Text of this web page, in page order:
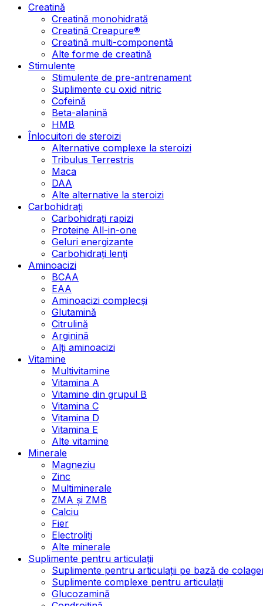
Creatină
Creatină monohidrată
Creatină Creapure®
Creatină multi-componentă
Alte forme de creatină
Stimulente
Stimulente de pre-antrenament
Suplimente cu oxid nitric
Cofeină
Beta-alanină
HMB
Înlocuitori de steroizi
Alternative complexe la steroizi
Tribulus Terrestris
Maca
DAA
Alte alternative la steroizi
Carbohidrați
Carbohidrați rapizi
Proteine All-in-one
Geluri energizante
Carbohidrați lenți
Aminoacizi
BCAA
EAA
Aminoacizi complecși
Glutamină
Citrulină
Arginină
Alți aminoacizi
Vitamine
Multivitamine
Vitamina A
Vitamine din grupul B
Vitamina C
Vitamina D
Vitamina E
Alte vitamine
Minerale
Magneziu
Zinc
Multiminerale
ZMA și ZMB
Calciu
Fier
Electroliți
Alte minerale
Suplimente pentru articulații
Suplimente pentru articulații pe bază de
Suplimente complexe pentru articulații
Glucozamină